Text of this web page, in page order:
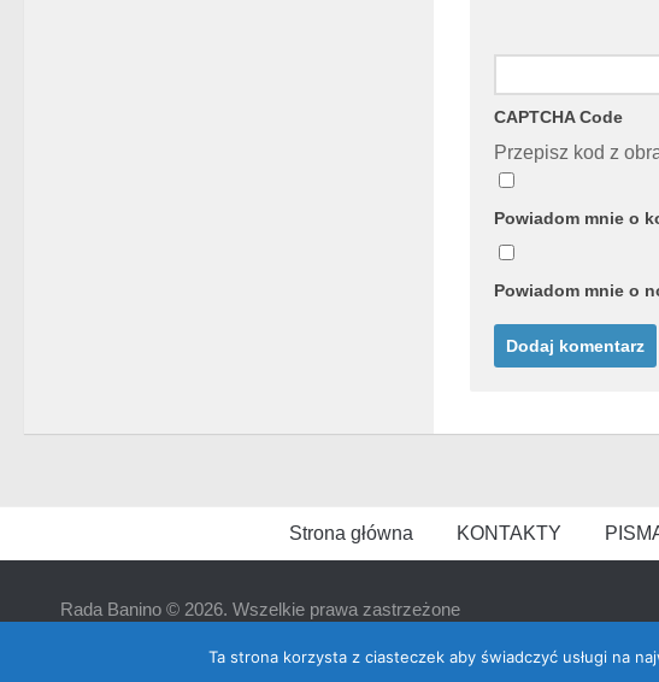
CAPTCHA Code
Przepisz kod z
Powiadom mnie o
Powiadom mnie o
Strona główna KONTAKTY
Rada Banino © 2026. Wszelkie prawa zastrzeżone
Ta strona korzysta z ciasteczek aby świadczyć usługi na